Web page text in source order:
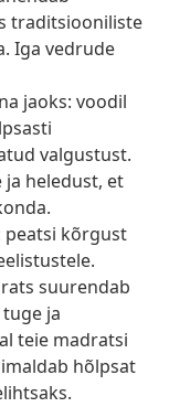
traditsiooniliste
Iga vedrude
jaoks: voodil
valgustust.
ja heledust, et
peatsi kõrgust
suurendab
ja
teie madratsi
hõlpsat